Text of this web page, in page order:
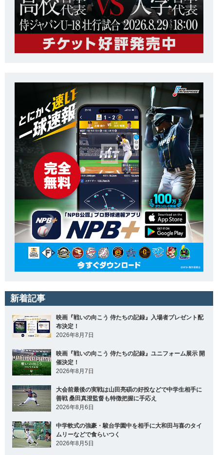
新着記事
映画『戦いの向こう 侍たちの記録』入場者プレゼント配
布決定！
2026年8月7日
映画『戦いの向こう 侍たちの記録』ユニフォーム展示 開
催決定！
2026年8月7日
大会前最後の実戦は山田亮碩の好投などで中学生相手に
善戦 桑田真澄監督も特徴把握に手応え
2026年8月6日
中学軟式の強豪・駿台学園中を相手に大和田与喜のタイ
ムリーなどで食らいつく
2026年8月5日